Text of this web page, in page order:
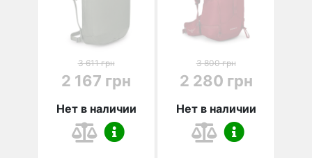
3 611 грн
2 167 грн
Нет в наличии
3 800 грн
2 280 грн
Нет в наличии